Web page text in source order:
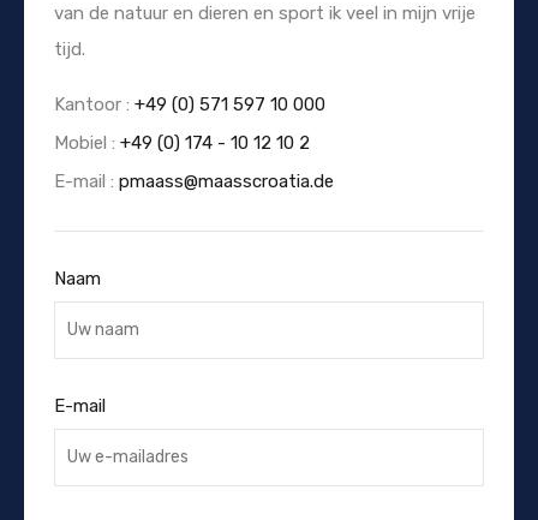
van de natuur en dieren en sport ik veel in mijn vrije
tijd.
Kantoor : +49 (0) 571 597 10 000
Mobiel : +49 (0) 174 - 10 12 10 2
E-mail : pmaass@maasscroatia.de
Naam
E-mail